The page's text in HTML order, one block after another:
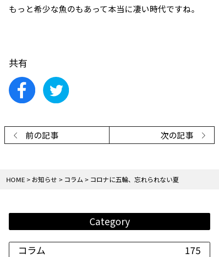
Category
コラム 175
HOME お知らせ コラム コロナに五輪、忘れられない夏
もっと希少な魚のもあって本当に凄い時代ですね。
共有
前の記事 次の記事